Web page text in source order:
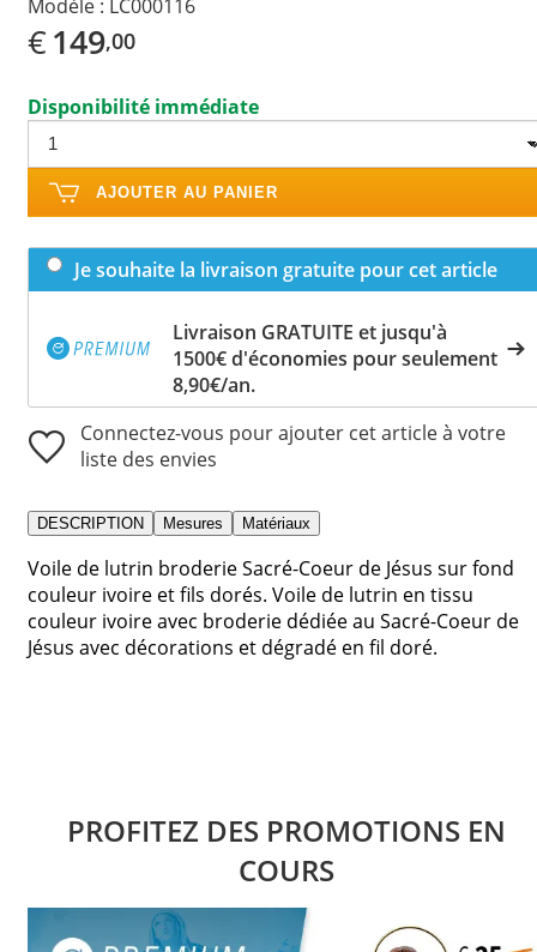
Modèle : LC000116
€149,00
Disponibilité immédiate
AJOUTER AU PANIER
Je souhaite la livraison gratuite pour cet article
Livraison GRATUITE et jusqu'à
1500€ d'économies pour seulement
8,90€/an.
Connectez-vous pour ajouter cet article à votre
liste des envies
DESCRIPTION Mesures Matériaux
Voile de lutrin broderie Sacré-Coeur de Jésus sur fond
couleur ivoire et fils dorés. Voile de lutrin en tissu
couleur ivoire avec broderie dédiée au Sacré-Coeur de
Jésus avec décorations et dégradé en fil doré.
PROFITEZ DES PROMOTIONS EN
COURS